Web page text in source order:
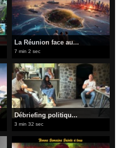
​La Réunion face au...
7 min 2 sec
​Débriefing politiqu...
3 min 32 sec